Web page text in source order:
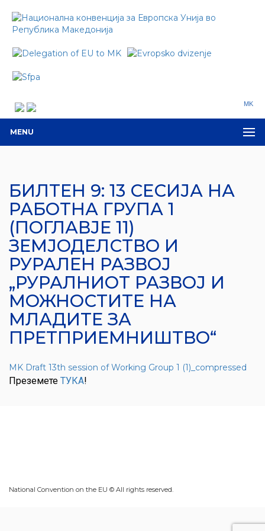
MK
MENU
БИЛТЕН 9: 13 СЕСИЈА НА
РАБОТНА ГРУПА 1
(ПОГЛАВЈЕ 11)
ЗЕМЈОДЕЛСТВО И
РУРАЛЕН РАЗВОЈ
„РУРАЛНИОТ РАЗВОЈ И
МОЖНОСТИТЕ НА
МЛАДИТЕ ЗА
ПРЕТПРИЕМНИШТВО“
MK Draft 13th session of Working Group 1 (1)_compressed
Преземете ТУКА!
National Convention on the EU © All rights reserved.